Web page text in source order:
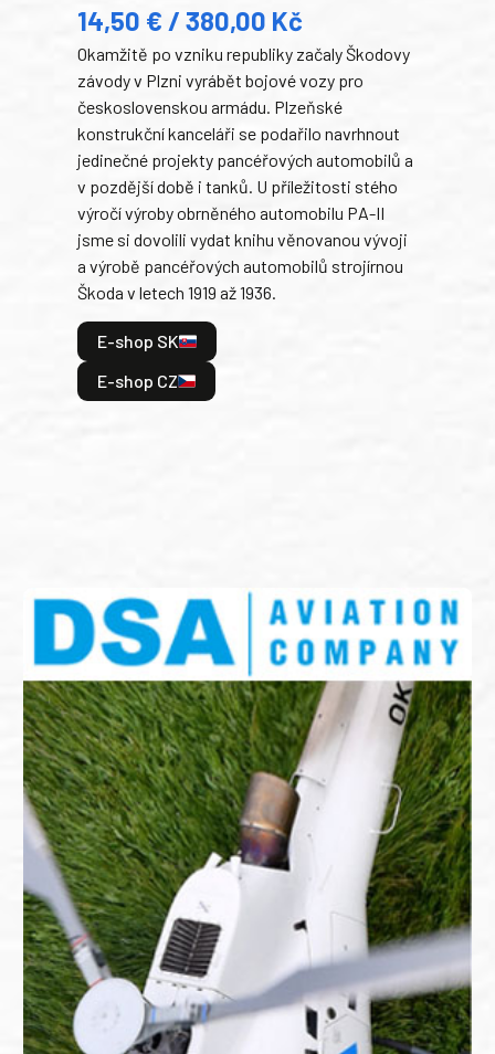
14,50 € / 380,00 Kč
Okamžitě po vzniku republiky začaly Škodovy
závody v Plzni vyrábět bojové vozy pro
československou armádu. Plzeňské
konstrukční kanceláři se podařilo navrhnout
jedinečné projekty pancéřových automobilů a
v pozdější době i tanků. U příležitosti stého
výročí výroby obrněného automobilu PA-II
jsme si dovolili vydat knihu věnovanou vývoji
a výrobě pancéřových automobilů strojírnou
Škoda v letech 1919 až 1936.
E-shop SK
E-shop CZ